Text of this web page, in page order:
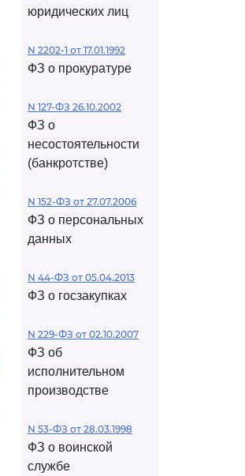
юридических лиц
N 2202-1 от 17.01.1992
ФЗ о прокуратуре
N 127-ФЗ 26.10.2002
ФЗ о
несостоятельности
(банкротстве)
N 152-ФЗ от 27.07.2006
ФЗ о персональных
данных
N 44-ФЗ от 05.04.2013
ФЗ о госзакупках
N 229-ФЗ от 02.10.2007
ФЗ об
исполнительном
производстве
N 53-ФЗ от 28.03.1998
ФЗ о воинской
службе